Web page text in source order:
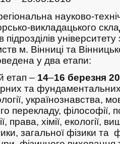
науково-
викладацького
підрозділів
м. Вінниці та
у два етапи:
етап – 14–16 березня
та
українознавства,
перекладу, філософії,
права, хімії, екології,
загальної фізики та